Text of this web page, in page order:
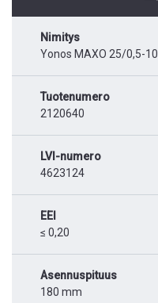
Nimitys
Yonos MAXO 25/0,5-10
Tuotenumero
2120640
LVI-numero
4623124
EEI
≤ 0,20
Asennuspituus
180 mm